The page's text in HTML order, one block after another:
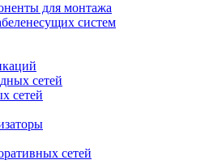
для монтажа
систем
сетей
сетей
сетей